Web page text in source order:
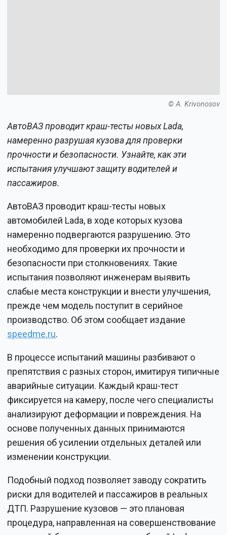
© A. Krivonosov
АвтоВАЗ проводит краш-тесты новых Lada,
намеренно разрушая кузова для проверки
прочности и безопасности. Узнайте, как эти
испытания улучшают защиту водителей и
пассажиров.
АвтоВАЗ проводит краш-тесты новых
автомобилей Lada, в ходе которых кузова
намеренно подвергаются разрушению. Это
необходимо для проверки их прочности и
безопасности при столкновениях. Такие
испытания позволяют инженерам выявить
слабые места конструкции и внести улучшения,
прежде чем модель поступит в серийное
производство. Об этом сообщает издание
speedme.ru.
В процессе испытаний машины разбивают о
препятствия с разных сторон, имитируя типичные
аварийные ситуации. Каждый краш-тест
фиксируется на камеру, после чего специалисты
анализируют деформации и повреждения. На
основе полученных данных принимаются
решения об усилении отдельных деталей или
изменении конструкции.
Подобный подход позволяет заводу сократить
риски для водителей и пассажиров в реальных
ДТП. Разрушение кузовов — это плановая
процедура, направленная на совершенствование